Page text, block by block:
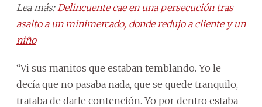
Lea más: Delincuente cae en una persecución tras
asalto a un minimercado, donde redujo a cliente y un
niño
“Vi sus manitos que estaban temblando. Yo le
decía que no pasaba nada, que se quede tranquilo,
trataba de darle contención. Yo por dentro estaba